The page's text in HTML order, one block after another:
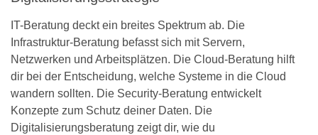
IT-Beratung deckt ein breites Spektrum ab. Die
Infrastruktur-Beratung befasst sich mit Servern,
Netzwerken und Arbeitsplätzen. Die Cloud-Beratung hilft
dir bei der Entscheidung, welche Systeme in die Cloud
wandern sollten. Die Security-Beratung entwickelt
Konzepte zum Schutz deiner Daten. Die
Digitalisierungsberatung zeigt dir, wie du